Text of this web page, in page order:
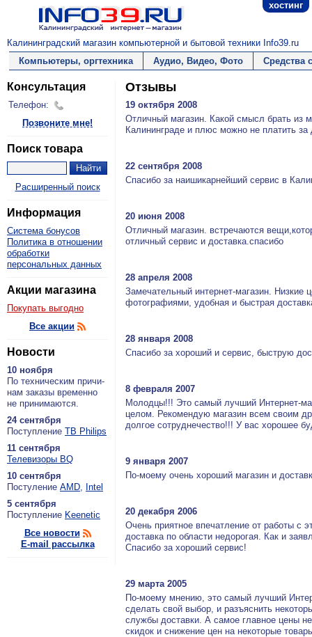
хостинг
Калининградский магазин компьютерной и бытовой техники Info39.ru
Компьютеры, оргтехника
Аудио, Видео, Фото Средства
Консультация
Телефон:
Позвоните мне!
Поиск товара
Расширенный поиск
Информация
Система бонусов
Политика в отношении
обработки
персональных данных
Акции магазина
Покупать выгодно
Все акции
Новости
10 ноября
По тех­ни­че­ским при­чи­
нам за­ка­зы вре­мен­но
не при­ни­ма­ют­ся.
24 сентября
По­ступ­ле­ние ТВ Philips
11 сентября
Теле­ви­зо­ры BQ
10 сентября
По­сту­ле­ние AMD, Intel
5 сентября
По­ступ­ле­ние Keenetic
Все новости
E-mail рассылка
Отзывы
19 октября 2008
Отличный магазин. Какой смысл брать из
Калининграде и плюс можно не платить за
22 сентября 2008
Спасибо за наишикарнейший сервис в
20 июня 2008
Отличный магазин. встречаются
отличный сервис и доставка.спасибо
28 апреля 2008
Замечательный интернет-магазин. Низкие
фотографиями, удобная и быстрая
28 января 2008
Спасибо за хороший и сервис, быструю
8 февраля 2007
Молодцы!!! Это самый лучший Интернет-
целом. Рекомендую магазин всем своим
долгое сотруднечество!!! У вас хорошее
9 января 2007
По-моему очень хороший магазин и
20 декабря 2006
Очень приятное впечатление от работы с
доставка по области недорогая. Как и
Спасибо за хороший сервис!
29 марта 2005
По-моему мнению, это самый лучший
сделать свой выбор, и разъяснить
службы доставки. А самое главное цены
скидок и снижение цен на некоторые